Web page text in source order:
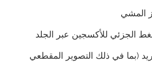
المشي
الجزئي للأكسجين عبر الجلد
(بما في ذلك التصوير المقطعي